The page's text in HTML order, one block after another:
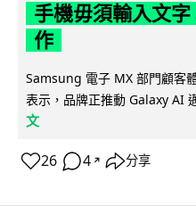
手機毋須輸入文
作
Samsung 電子 MX 部門顧客
表示，品牌正推動 Galaxy AI
文
26 4 ↗ 分享